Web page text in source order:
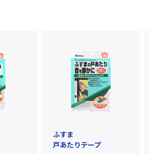
ふすま
戸あたりテープ